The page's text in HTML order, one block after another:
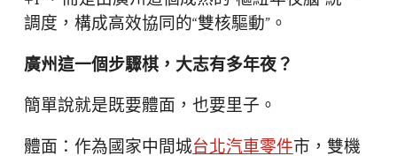
調度，構成高效協同的“雙核驅動”。
廣州這一個步驟棋，大志有多年夜？
簡單說就是既要體面，也要里子。
體面：作為國家中間城台北汽車零件市，雙機